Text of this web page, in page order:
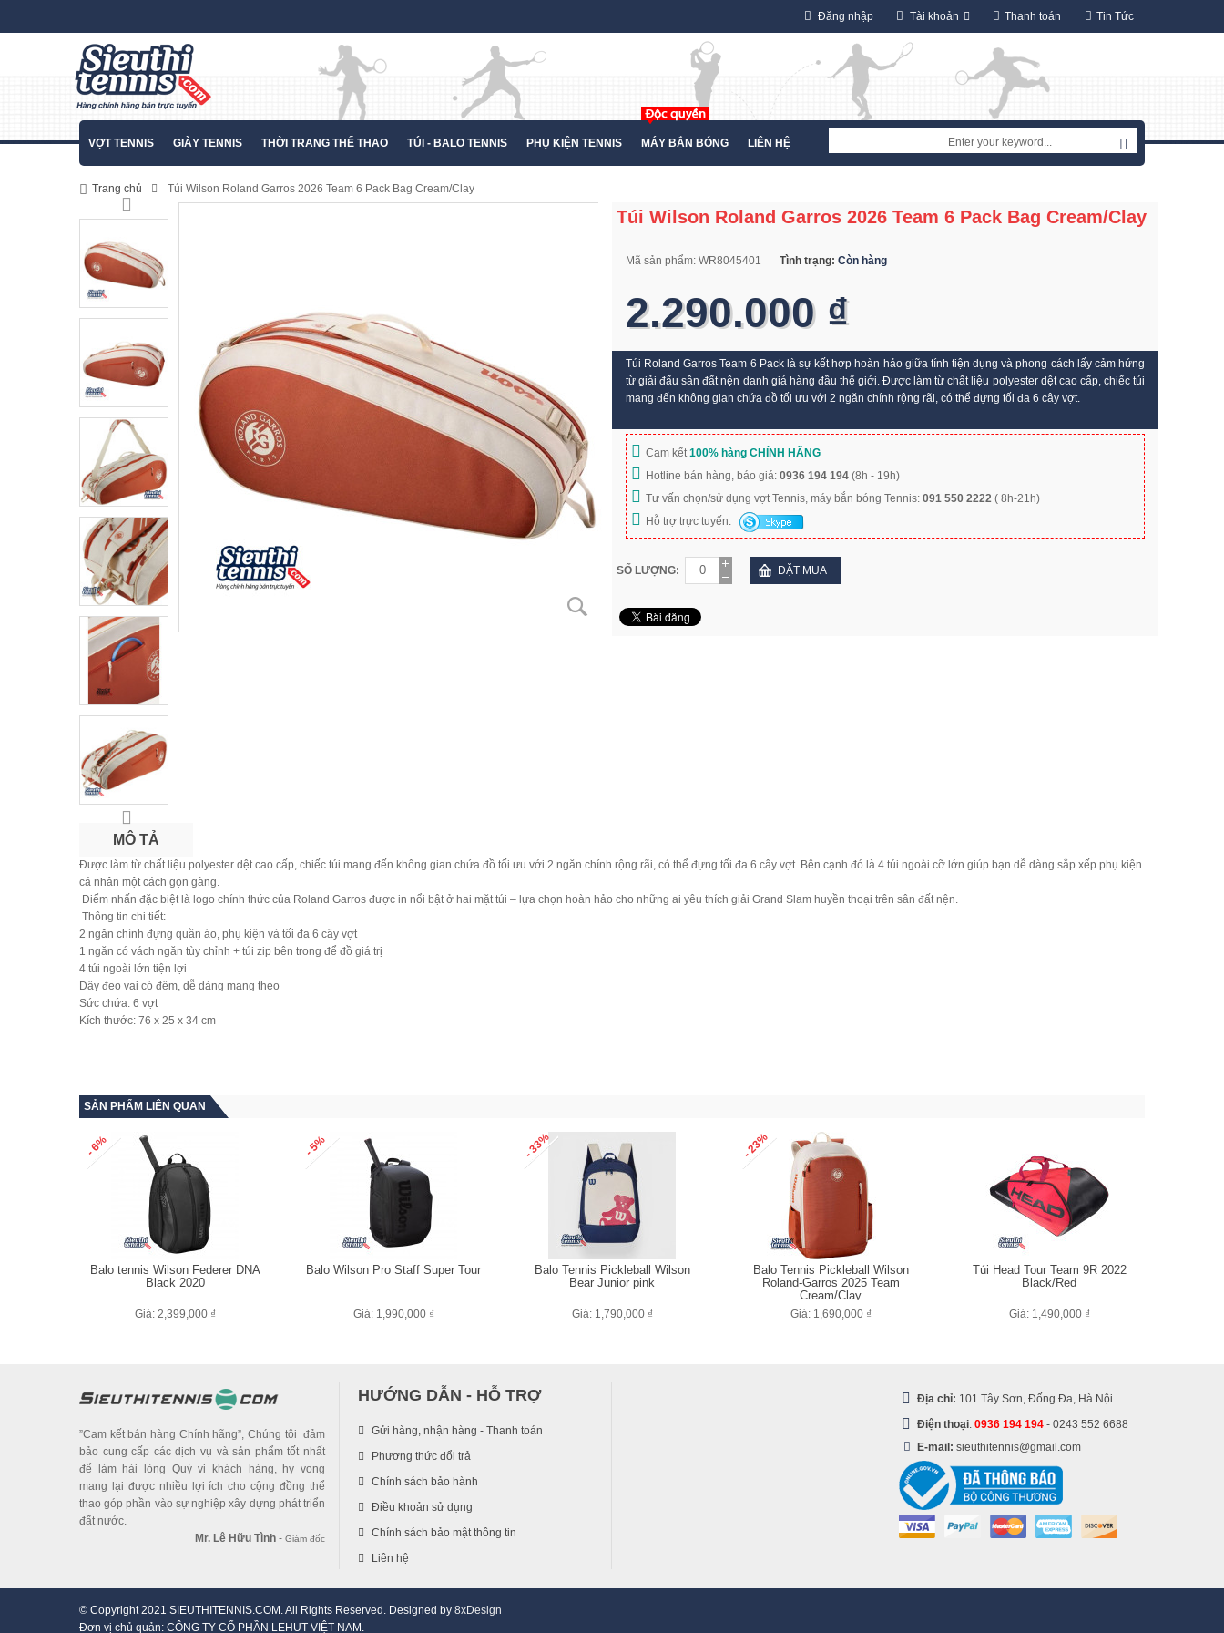
Thanh toán Tin Tức
Tài khoản
Đăng nhập
VỢT TENNIS GIÀY TENNIS THỜI TRANG THỂ THAO TÚI - BALO TENNIS PHỤ KIỆN TENNIS MÁY BẮN BÓNG LIÊN HỆ
Trang chủ Túi Wilson Roland Garros 2026 Team 6 Pack Bag Cream/Clay
Túi Wilson Roland Garros 2026 Team 6 Pack Bag Cream/Clay
Mã sản phẩm: WR8045401 Tình trạng: Còn hàng
2.290.000 ₫
Túi Roland Garros Team 6 Packlà sự kết hợp hoàn hảo giữa tính tiện dụng và phong cách lấy cảm hứng
từ giải đấu sân đất nện danh giá hàng đầu thế giới.Được làm từ chất liệu polyester dệt cao cấp, chiếc túi
mang đến không gian chứa đồ tối ưu với 2 ngăn chính rộng rãi, có thể đựng tối đa 6 cây vợt.
Cam kết100% hàng CHÍNH HÃNG
Hotline bán hàng, báo giá: 0936 194 194 (8h - 19h)
Tư vấn chọn/sử dụng vợt Tennis, máy bắn bóng Tennis: 091 550 2222 ( 8h-21h)
Hỗ trợ trực tuyến:
SỐ LƯỢNG: ĐẶT MUA
MÔ TẢ
Được làm từ chất liệu polyester dệt cao cấp, chiếc túi mang đến không gian chứa đồ tối ưu với 2 ngăn chính rộng rãi, có thể đựng tối đa 6 cây vợt. Bên cạnh đó là 4 túi ngoài cỡ lớn giúp bạn dễ dàng sắp xếp phụ kiện
cá nhân một cách gọn gàng.
Điểm nhấn đặc biệt là logo chính thức của Roland Garros được in nổi bật ở hai mặt túi – lựa chọn hoàn hảo cho những ai yêu thích giải Grand Slam huyền thoại trên sân đất nện.
Thông tin chi tiết:
2 ngăn chính đựng quần áo, phụ kiện và tối đa 6 cây vợt
1 ngăn có vách ngăn tùy chỉnh + túi zip bên trong để đồ giá trị
4 túi ngoài lớn tiện lợi
Dây đeo vai có đệm, dễ dàng mang theo
Sức chứa: 6 vợt
Kích thước: 76 x 25 x 34 cm
SẢN PHẨM LIÊN QUAN
- 6%
Balo tennis Wilson Federer DNA
Black 2020
Giá: 2,399,000 ₫
- 5%
Balo Wilson Pro Staff Super Tour
Giá: 1,990,000 ₫
- 33%
Balo Tennis Pickleball Wilson
Bear Junior pink
Giá: 1,790,000 ₫
- 23%
Balo Tennis Pickleball Wilson
Roland-Garros 2025 Team
Cream/Clay
Giá: 1,690,000 ₫
Túi Head Tour Team 9R 2022
Black/Red
Giá: 1,490,000 ₫
”Cam kết bán hàng Chính hãng”, Chúng tôi đảm
bảo cung cấp các dịch vụ và sản phẩm tốt nhất
để làm hài lòng Quý vị khách hàng, hy vọng
mang lại được nhiều lợi ích cho cộng đồng thể
thao góp phần vào sự nghiệp xây dựng phát triển
đất nước.
Mr. Lê Hữu Tình - Giám đốc
HƯỚNG DẪN - HỖ TRỢ
Gửi hàng, nhận hàng - Thanh toán
Phương thức đổi trả
Chính sách bảo hành
Điều khoản sử dụng
Chính sách bảo mật thông tin
Liên hệ
Địa chỉ: 101 Tây Sơn, Đống Đa, Hà Nội
Điện thoại: 0936 194 194 - 0243 552 6688
E-mail: sieuthitennis@gmail.com
© Copyright 2021 SIEUTHITENNIS.COM. All Rights Reserved. Designed by 8xDesign
Đơn vị chủ quản: CÔNG TY CỔ PHẦN LEHUT VIỆT NAM.